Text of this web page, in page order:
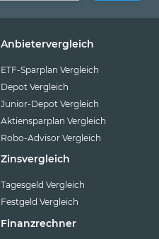
Anbietervergleich
ETF-Sparplan Vergleich
Depot Vergleich
Junior-Depot Vergleich
Aktiensparplan Vergleich
Robo-Advisor Vergleich
Zinsvergleich
Tagesgeld Vergleich
Festgeld Vergleich
Finanzrechner